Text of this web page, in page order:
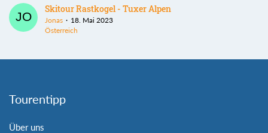
Skitour Rastkogel - Tuxer Alpen
Jonas
18. Mai 2023
Österreich
Tourentipp
Über uns